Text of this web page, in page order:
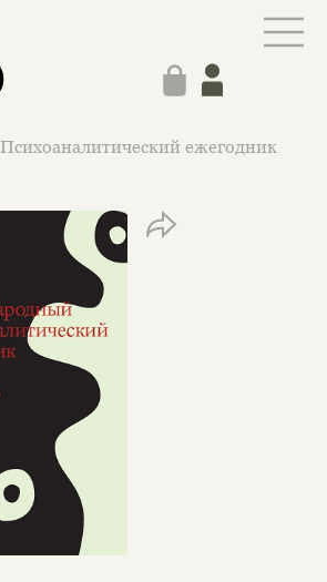
Психоаналитический ежегодник